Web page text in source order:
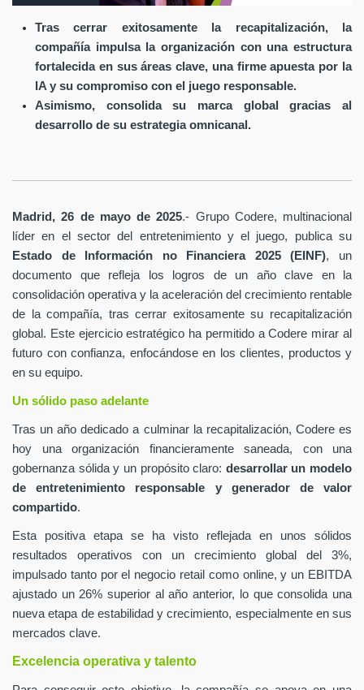
Tras cerrar exitosamente la recapitalización, la
compañía impulsa la organización con una estructura
fortalecida en sus áreas clave, una firme apuesta por la
IA y su compromiso con el juego responsable.
Asimismo, consolida su marca global gracias al
desarrollo de su estrategia omnicanal.
Madrid, 26 de mayo de 2025.- Grupo Codere, multinacional
líder en el sector del entretenimiento y el juego, publica su
Estado de Información no Financiera 2025 (EINF), un
documento que refleja los logros de un año clave en la
consolidación operativa y la aceleración del crecimiento rentable
de la compañía, tras cerrar exitosamente su recapitalización
global. Este ejercicio estratégico ha permitido a Codere mirar al
futuro con confianza, enfocándose en los clientes, productos y
en su equipo.
Un sólido paso adelante
Tras un año dedicado a culminar la recapitalización, Codere es
hoy una organización financieramente saneada, con una
gobernanza sólida y un propósito claro: desarrollar un modelo
de entretenimiento responsable y generador de valor
compartido.
Esta positiva etapa se ha visto reflejada en unos sólidos
resultados operativos con un crecimiento global del 3%,
impulsado tanto por el negocio retail como online, y un EBITDA
ajustado un 26% superior al año anterior, lo que consolida una
nueva etapa de estabilidad y crecimiento, especialmente en sus
mercados clave.
Excelencia operativa y talento